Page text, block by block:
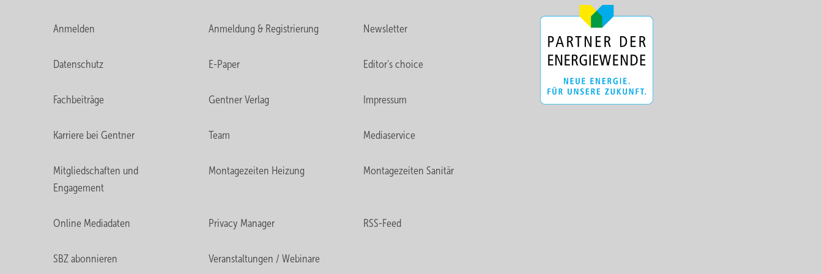
Anmelden Anmeldung & Registrierung Newsletter
Datenschutz E-Paper Editor's choice
Fachbeiträge Gentner Verlag Impressum
Karriere bei Gentner Team Mediaservice
Mitgliedschaften und
Engagement
Montagezeiten Heizung Montagezeiten Sanitär
Online Mediadaten Privacy Manager RSS-Feed
SBZ abonnieren Veranstaltungen / Webinare